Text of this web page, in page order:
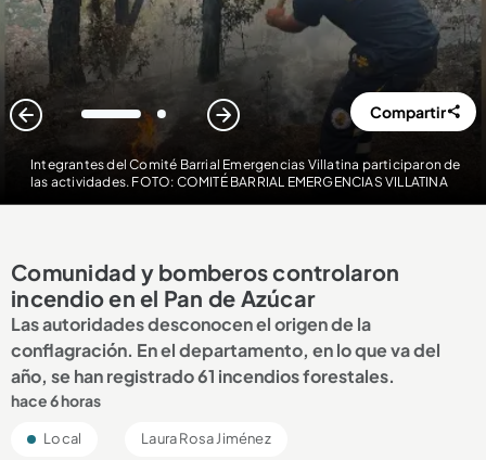
Integrantes del Comité Barrial Emergencias Villatina participaron de
las actividades. FOTO: COMITÉ BARRIAL EMERGENCIAS VILLATINA
1 2 Compartir
Comunidad y bomberos controlaron
incendio en el Pan de Azúcar
Las autoridades desconocen el origen de la
conflagración. En el departamento, en lo que va del
año, se han registrado 61 incendios forestales.
hace 6 horas
Local Laura Rosa Jiménez